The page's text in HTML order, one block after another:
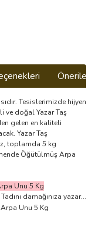
Tesislerimizde hijyen
ve doğal Yazar Taş
gelen en kaliteli
Yazar Taş
toplamda 5 kg
Öğütülmüş Arpa
Unu 5 Kg
Tadını damağınıza yazar...